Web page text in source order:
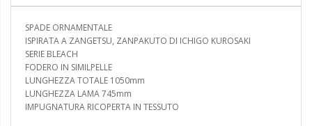
SPADE ORNAMENTALE
ISPIRATA A ZANGETSU, ZANPAKUTO DI ICHIGO KUROSAKI
SERIE BLEACH
FODERO IN SIMILPELLE
LUNGHEZZA TOTALE 1050mm
LUNGHEZZA LAMA 745mm
IMPUGNATURA RICOPERTA IN TESSUTO